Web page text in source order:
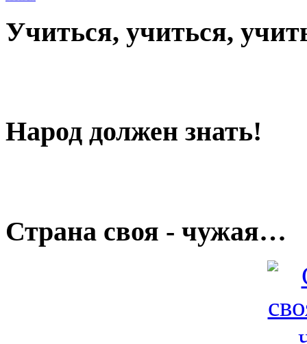
Учиться, учиться,
Народ должен знать!
Страна своя - чужая…